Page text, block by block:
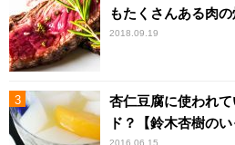
もたくさんある肉
2018.09.19
杏仁豆腐に使われ
ド？【鈴木杏樹の
2016.06.15